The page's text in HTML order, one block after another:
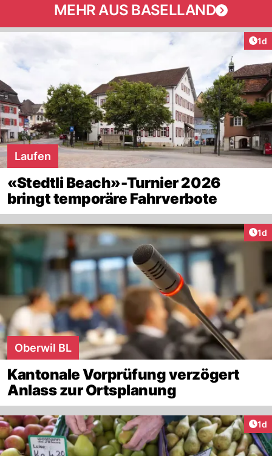
MEHR AUS BASELLAND
1d
Laufen
«Stedtli Beach»-Turnier 2026
bringt temporäre Fahrverbote
1d
Oberwil BL
Kantonale Vorprüfung verzögert
Anlass zur Ortsplanung
1d